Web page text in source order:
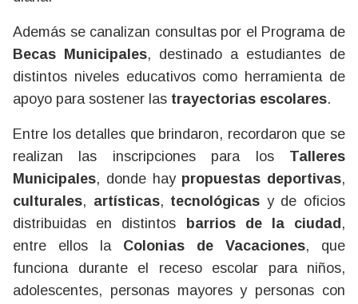
Además se canalizan consultas por el Programa de
Becas Municipales, destinado a estudiantes de
distintos niveles educativos como herramienta de
apoyo para sostener las trayectorias escolares.
Entre los detalles que brindaron, recordaron que se
realizan las inscripciones para los Talleres
Municipales, donde hay propuestas deportivas,
culturales, artísticas, tecnológicas y de oficios
distribuidas en distintos
barrios de la ciudad ,
entre ellos la Colonias de Vacaciones, que
funciona durante el receso escolar para niños,
adolescentes, personas mayores y personas con